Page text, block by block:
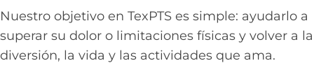
Nuestro objetivo en TexPTS es simple: ayudarlo a
superar su dolor o limitaciones físicas y volver a la
diversión, la vida y las actividades que ama.